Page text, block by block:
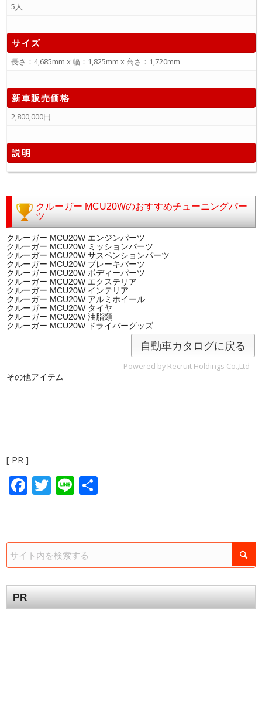
5人
サイズ
長さ：4,685mm x 幅：1,825mm x 高さ：1,720mm
新車販売価格
2,800,000円
説明
クルーガー MCU20Wのおすすめチューニングパー
ツ
クルーガー MCU20W エンジンパーツ
クルーガー MCU20W ミッションパーツ
クルーガー MCU20W サスペンションパーツ
クルーガー MCU20W ブレーキパーツ
クルーガー MCU20W ボディーパーツ
クルーガー MCU20W エクステリア
クルーガー MCU20W インテリア
クルーガー MCU20W アルミホイール
クルーガー MCU20W タイヤ
クルーガー MCU20W 油脂類
クルーガー MCU20W ドライバーグッズ
自動車カタログに戻る
Powered by Recruit Holdings Co.,Ltd
その他アイテム
[ PR ]
Facebook
Twitter
Line
PR